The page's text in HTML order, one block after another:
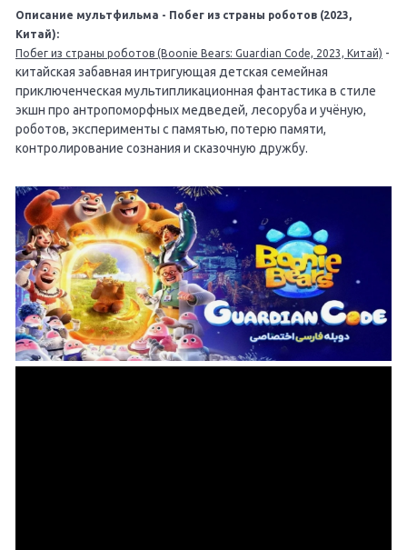
Описание мультфильма - Побег из страны роботов (2023,
Китай):
Побег из страны роботов (Boonie Bears: Guardian Code, 2023, Китай) -
китайская забавная интригующая детская семейная
приключенческая мультипликационная фантастика в стиле
экшн про антропоморфных медведей, лесоруба и учёную,
роботов, эксперименты с памятью, потерю памяти,
контролирование сознания и сказочную дружбу.